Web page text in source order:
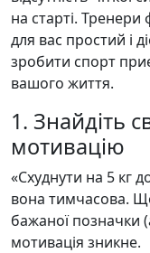
на старті. Тренери
для вас простий і
зробити спорт
вашого життя.
1. Знайдіть
мотивацію
«Схуднути на 5 кг
вона тимчасова.
бажаної позначки
мотивація зникне.